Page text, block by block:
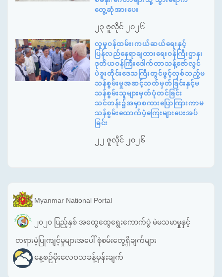
တွေ့ဆုံအားပေး
၂၃ ဇူလိုင် ၂၀၂၆
လူမှုဝန်ထမ်း၊ကယ်ဆယ်ရေးနှင့်
ပြန်လည်နေရာချထားရေးဝန်ကြီးဌာန၊
ဒုတိယဝန်ကြီးဒေါက်တာသန့်ဇော်လွင်
ပဲခူးတိုင်းဒေသကြီးတွင်ဖွင့်လှစ်သည့်မ
သန်စွမ်းမှုအဆင့်သတ်မှတ်ခြင်းနှင့်မ
သန်စွမ်းသူများမှတ်ပုံတင်ခြင်း
သင်တန်း၌အမှာစကားပြောကြားကာမ
သန်စွမ်းထောက်ပံ့ကြေးများပေးအပ်
ခြင်း
၂၂ ဇူလိုင် ၂၀၂၆
Myanmar National Portal
၂၀၂၀ ပြည့်နှစ် အထွေထွေရွေးကောက်ပွဲ မဲမသမာမှုနှင့်
တရားမဲ့ပြုကျင့်မှုများအပေါ် စုံစမ်းတွေ့ရှိချက်များ
နေ့စဉ်မိုးလေဝသခန့်မှန်းချက်